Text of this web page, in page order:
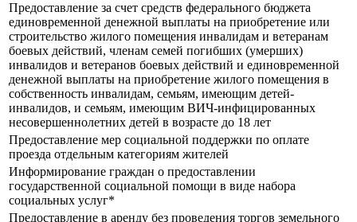
Предоставление за счет средств федерального бюджета
единовременной денежной выплаты на приобретение или
строительство жилого помещения инвалидам и ветеранам
боевых действий, членам семей погибших (умерших)
инвалидов и ветеранов боевых действий и единовременной
денежной выплаты на приобретение жилого помещения в
собственность инвалидам, семьям, имеющим детей-
инвалидов, и семьям, имеющим ВИЧ-инфицированных
несовершеннолетних детей в возрасте до 18 лет
Предоставление мер социальной поддержки по оплате
проезда отдельным категориям жителей
Информирование граждан о предоставлении
государственной социальной помощи в виде набора
социальных услуг*
Предоставление в аренду без проведения торгов земельного